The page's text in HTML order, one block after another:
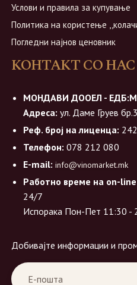
Услови и правила за купување
Политика на користење
Погледни најнов ценовник
КОНТАКТ СО НАС
МОНДАВИ ДООЕЛ -
Адреса: ул. Даме Груев
Реф. број на лиценца:
Телефон: 078 212 080
E-mail: info@vinomarket.mk
Работно време на on-
24/7
Испорака Пон-Пет 11:30 -
Добивајте информации и